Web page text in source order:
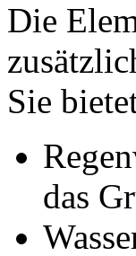
Die
Sie
das